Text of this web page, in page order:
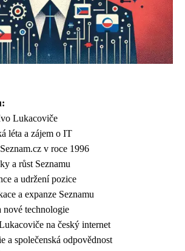
Lukacoviče
léta a zájem o IT
v roce 1996
a růst Seznamu
a udržení pozice
a expanze Seznamu
nové technologie
na český internet
a společenská odpovědnost